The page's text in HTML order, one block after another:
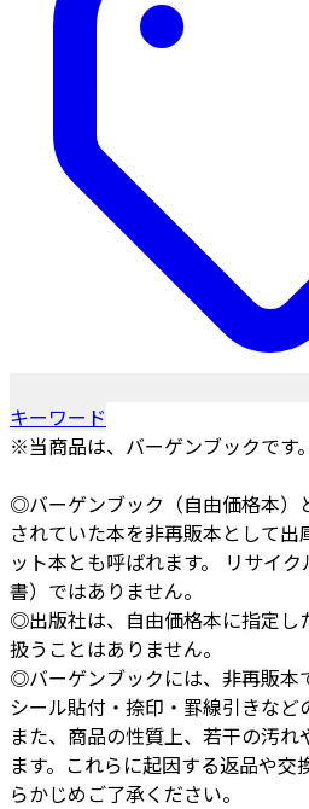
キーワード
※当商品は、バーゲンブックです。
◎バーゲンブック（自由価格本）
されていた本を非再販本として出
ット本とも呼ばれます。 リサイ
書）ではありません。
◎出版社は、自由価格本に指定し
扱うことはありません。
◎バーゲンブックには、非再販本
シール貼付・捺印・罫線引きなど
また、商品の性質上、若干の汚
ます。これらに起因する返品や
らかじめご了承ください。